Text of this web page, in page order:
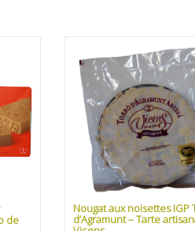
de
Nougat aux noisettes IGP
d’Agramunt – Tarte